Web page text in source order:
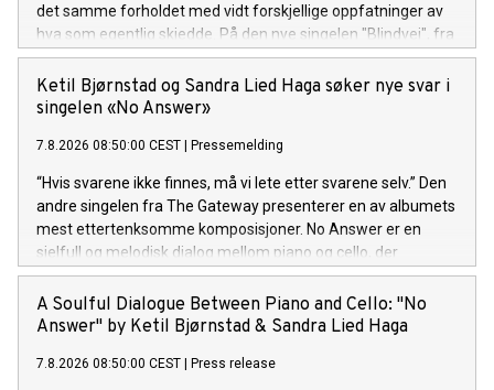
det samme forholdet med vidt forskjellige oppfatninger av
hva som egentlig skjedde. På den nye singelen "Blindvei", fra
den kommende EP-en "PS: ikke si det til noen", møter sårbar
historiefortelling et smittende refreng og et varmt
poputtrykk. "Blindvei" er ute nå! Lytt her.
Ketil Bjørnstad og Sandra Lied Haga søker nye svar i
singelen «No Answer»
7.8.2026 08:50:00 CEST | Pressemelding
“Hvis svarene ikke finnes, må vi lete etter svarene selv.” Den
andre singelen fra The Gateway presenterer en av albumets
mest ettertenksomme komposisjoner. No Answer er en
sjelfull og melodisk dialog mellom piano og cello, der
stillheten og rommet mellom tonene er like viktige som selve
melodien.
A Soulful Dialogue Between Piano and Cello: "No
Answer" by Ketil Bjørnstad & Sandra Lied Haga
7.8.2026 08:50:00 CEST | Press release